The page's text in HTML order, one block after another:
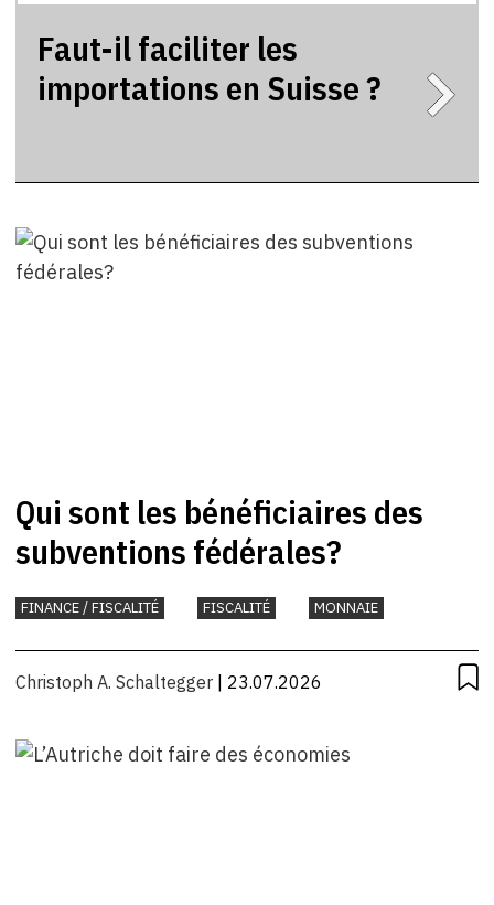
Faut-il faciliter les
importations en Suisse ?
Qui sont les bénéficiaires des
subventions fédérales?
FINANCE / FISCALITÉ FISCALITÉ MONNAIE
Christoph A. Schaltegger | 23.07.2026